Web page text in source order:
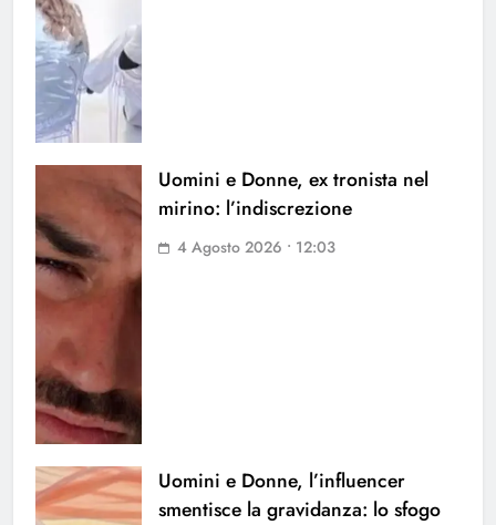
Uomini e Donne, ex tronista nel
mirino: l’indiscrezione
4 Agosto 2026 • 12:03
Uomini e Donne, l’influencer
smentisce la gravidanza: lo sfogo